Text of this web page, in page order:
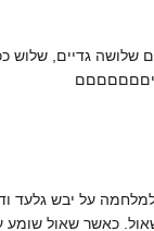
שלושה אנשים שעולים לביתאל
על יבש גלעד
כאשר שאול